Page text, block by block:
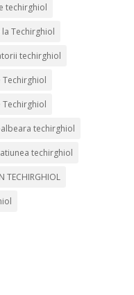
techirghiol
Techirghiol
techirghiol
Techirghiol
Techirghiol
techirghiol
techirghiol
TECHIRGHIOL